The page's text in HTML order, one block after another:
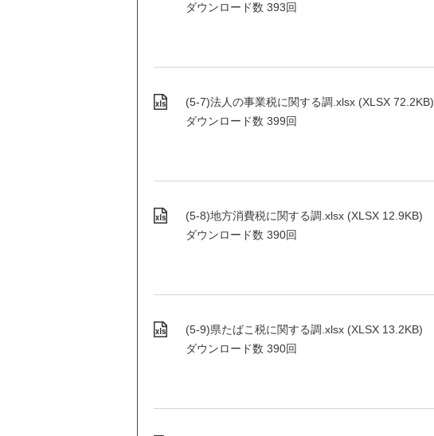
ダウンロード数 393回
(5-7)法人の事業税に関する調.xlsx (XLSX 72.2KB)
ダウンロード数 399回
(5-8)地方消費税に関する調.xlsx (XLSX 12.9KB)
ダウンロード数 390回
(5-9)県たばこ税に関する調.xlsx (XLSX 13.2KB)
ダウンロード数 390回